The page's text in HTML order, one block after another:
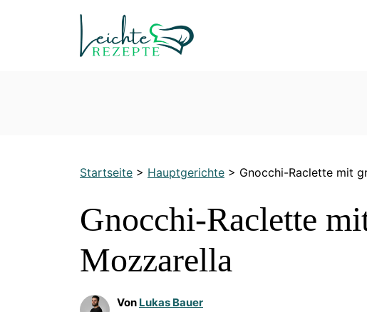
Startseite > Hauptgerichte > Gnocchi-Raclette mit
Gnocchi-Raclette
Mozzarella
Von Lukas Bauer